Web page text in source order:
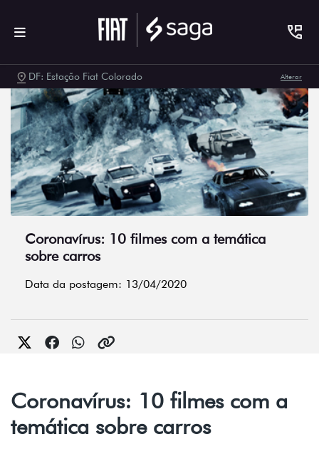
DF: Estação Fiat Colorado Alterar
Coronavírus: 10 filmes com a temática
sobre carros
Data da postagem: 13/04/2020
Coronavírus: 10 filmes com a
temática sobre carros